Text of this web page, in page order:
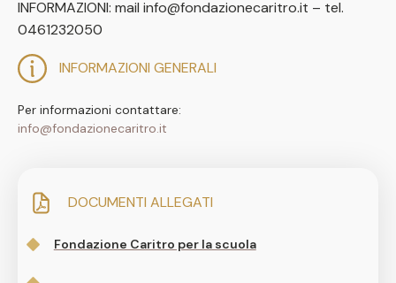
INFORMAZIONI GENERALI
Per informazioni contattare:
info@fondazionecaritro.it
DOCUMENTI ALLEGATI
Fondazione Caritro per la scuola
INFORMAZIONI: mail info@fondazionecaritro.it – tel.
0461232050